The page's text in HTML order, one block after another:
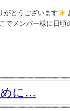
がとうございます
でメンバー様に日
めに…